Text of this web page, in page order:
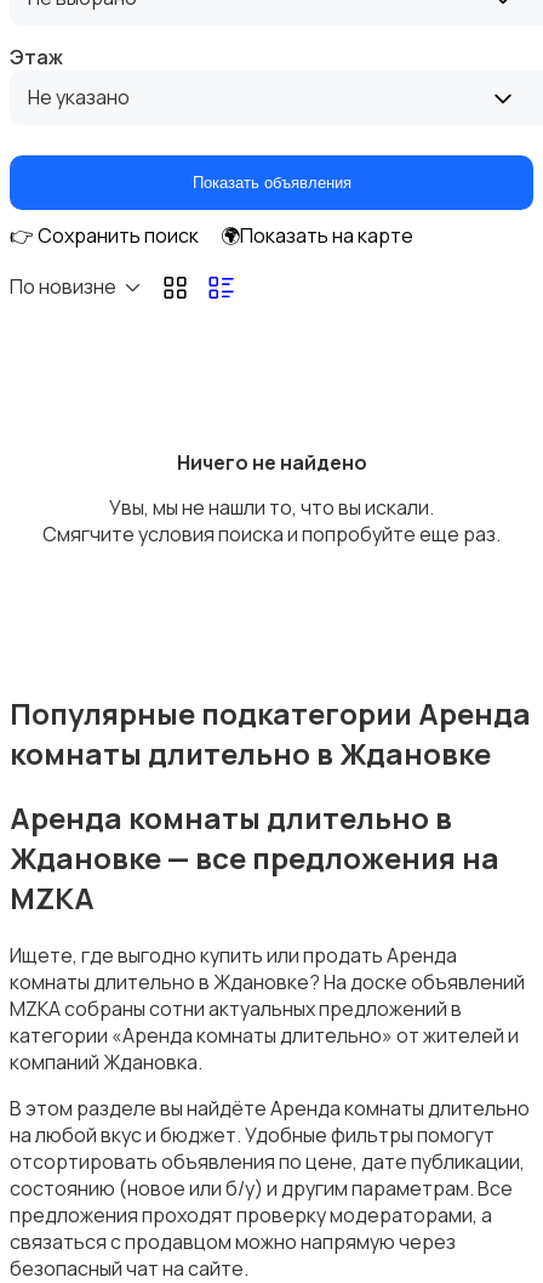
Этаж
Не указано
Показать объявления
👉 Сохранить поиск
🌍Показать на карте
По новизне
Ничего не найдено
Увы, мы не нашли то, что вы искали.
Смягчите условия поиска и попробуйте еще раз.
Популярные подкатегории Аренда
комнаты длительно в Ждановке
Аренда комнаты длительно в
Ждановке — все предложения на
MZKA
Ищете, где выгодно купить или продать Аренда
комнаты длительно в Ждановке? На доске объявлений
MZKA собраны сотни актуальных предложений в
категории «Аренда комнаты длительно» от жителей и
компаний Ждановка.
В этом разделе вы найдёте Аренда комнаты длительно
на любой вкус и бюджет. Удобные фильтры помогут
отсортировать объявления по цене, дате публикации,
состоянию (новое или б/у) и другим параметрам. Все
предложения проходят проверку модераторами, а
связаться с продавцом можно напрямую через
безопасный чат на сайте.